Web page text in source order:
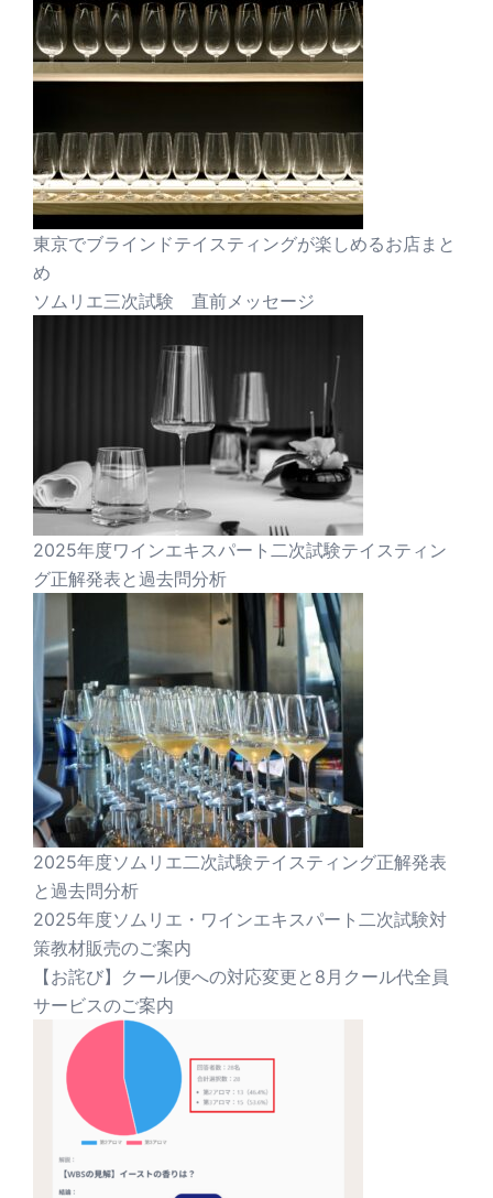
東京でブラインドテイスティングが楽しめるお店まと
め
ソムリエ三次試験 直前メッセージ
2025年度ワインエキスパート二次試験テイスティン
グ正解発表と過去問分析
2025年度ソムリエ二次試験テイスティング正解発表
と過去問分析
2025年度ソムリエ・ワインエキスパート二次試験対
策教材販売のご案内
【お詫び】クール便への対応変更と8月クール代全員
サービスのご案内